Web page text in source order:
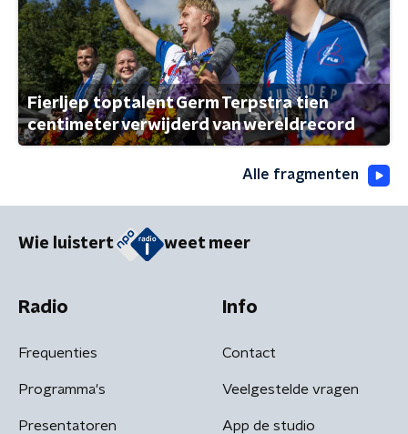
Fierljep toptalent Germ Terpstra tien
centimeter verwijderd van wereldrecord
Alle fragmenten
Wie luistert weet meer
Radio
Frequenties
Programma's
Presentatoren
Info
Contact
Veelgestelde vragen
App de studio